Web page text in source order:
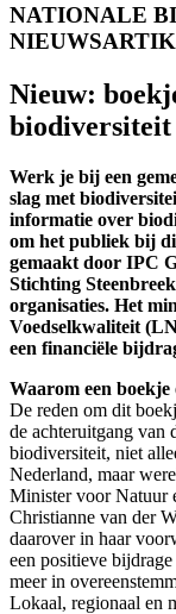
NATIONALE
Nieuw:
biodiversiteit
Werk je bij een
slag met
informatie over
om het publiek bij
gemaakt door IPC
Stichting
organisaties. Het
Voedselkwaliteit
een financiële
Waarom een
De reden om dit
de achteruitgang van
biodiversiteit, niet
Nederland, maar
Minister voor Natuur
Christianne van der
daarover in haar
een positieve
meer in
Lokaal, regionaal en